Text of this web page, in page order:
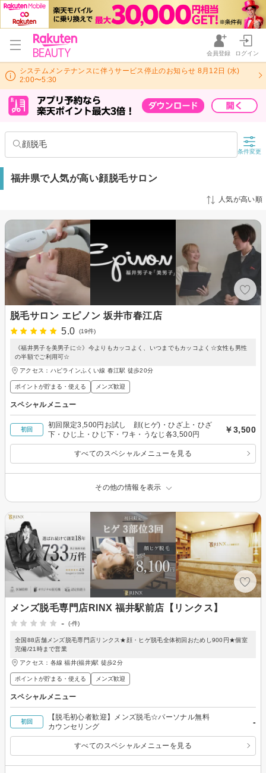
会員登録 ログイン
システムメンテナンスに伴うサービス停止のお知らせ 8月12日 (水)
2:00〜5:30
顔脱毛
条件変更
福井県で人気が高い顔脱毛サロン
人気が高い順
脱毛サロン エピノン 坂井市春江店
5.0
(19件)
《福井男子を美男子に☆》今よりもカッコよく、いつまでもカッコよく☆女性も男性
の半額でご利用可☆
アクセス：ハピラインふくい線 春江駅 徒歩20分
ポイントが貯まる・使える メンズ歓迎
スペシャルメニュー
初回
初回限定3,500円お試し 顔(ヒゲ)・ひざ上・ひざ
下・ひじ上・ひじ下・ワキ・うなじ各3,500円
￥3,500
すべてのスペシャルメニューを見る
その他の情報を表示
メンズ脱毛専門店RINX 福井駅前店【リンクス】
-
(-件)
全国88店舗メンズ脱毛専門店リンクス★顔・ヒゲ脱毛全体初回おためし900円★個室
完備/21時まで営業
アクセス：各線 福井(福井)駅 徒歩2分
ポイントが貯まる・使える メンズ歓迎
スペシャルメニュー
初回
【脱毛初心者歓迎】メンズ脱毛☆パーソナル無料
カウンセリング
-
すべてのスペシャルメニューを見る